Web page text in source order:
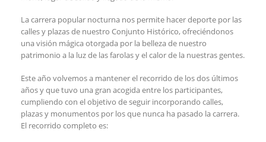
La carrera popular nocturna nos permite hacer deporte por las
calles y plazas de nuestro Conjunto Histórico, ofreciéndonos
una visión mágica otorgada por la belleza de nuestro
patrimonio a la luz de las farolas y el calor de la nuestras gentes.
Este año volvemos a mantener el recorrido de los dos últimos
años y que tuvo una gran acogida entre los participantes,
cumpliendo con el objetivo de seguir incorporando calles,
plazas y monumentos por los que nunca ha pasado la carrera.
El recorrido completo es: